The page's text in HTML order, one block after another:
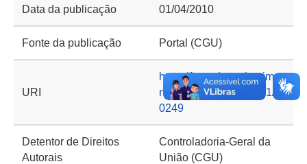
Data da publicação 01/04/2010
Fonte da publicação Portal (CGU)
URI
https://basedeconhecime
nto.cgu.gov.br/handle/1/1
0249
Detentor de Direitos
Autorais
Controladoria-Geral da
União (CGU)